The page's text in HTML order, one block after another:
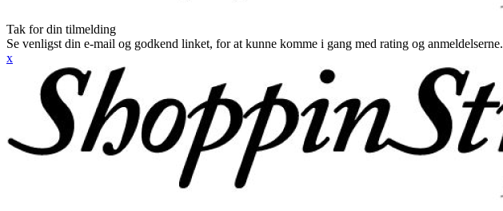
Tak for din tilmelding
Se venligst din e-mail og godkend linket, for at kunne komme i gang med rating og anmeldelserne.
x